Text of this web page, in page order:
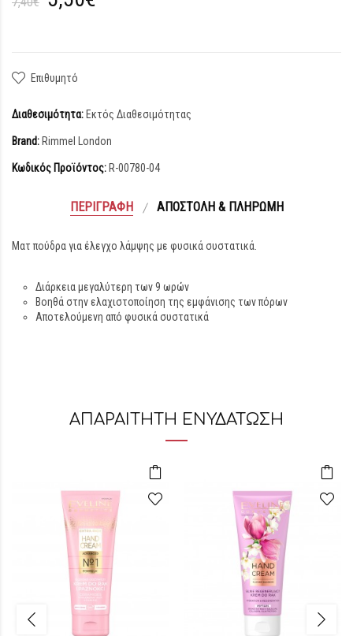
Επιθυμητό
Διαθεσιμότητα: Εκτός Διαθεσιμότητας
Brand: Rimmel London
Κωδικός Προϊόντος: R-00780-04
ΠΕΡΙΓΡΑΦΉ ΑΠΟΣΤΟΛΉ & ΠΛΗΡΩΜΉ
Ματ πούδρα για έλεγχο λάμψης με φυσικά συστατικά.
Διάρκεια μεγαλύτερη των 9 ωρών
Βοηθά στην ελαχιστοποίηση της εμφάνισης των πόρων
Αποτελούμενη από φυσικά συστατικά
ΑΠΑΡΑΙΤΗΤΗ ΕΝΥΔΑΤΩΣΗ